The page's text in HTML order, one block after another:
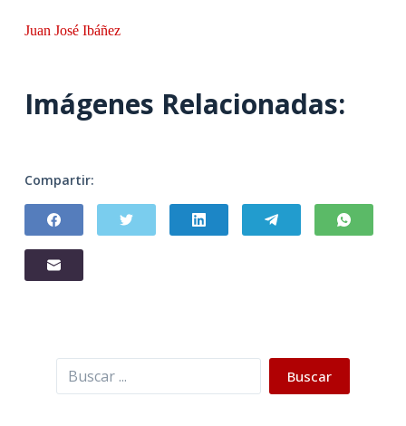
Juan José Ibáñez
Imágenes Relacionadas:
Compartir:
Buscar Buscar